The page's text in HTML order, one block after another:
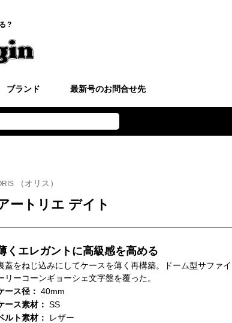
?
ブランド 最新号のお問合せ先
（オリス）
ートリエ デイト
くエレガントに高級感を高める
蓋をねじ込みにしてケースを薄く再構築。ドーム型サファ
リーコーンギョーシェ文字盤を覆った。
ース径： 40mm
ース素材： SS
ルト素材：
レザー